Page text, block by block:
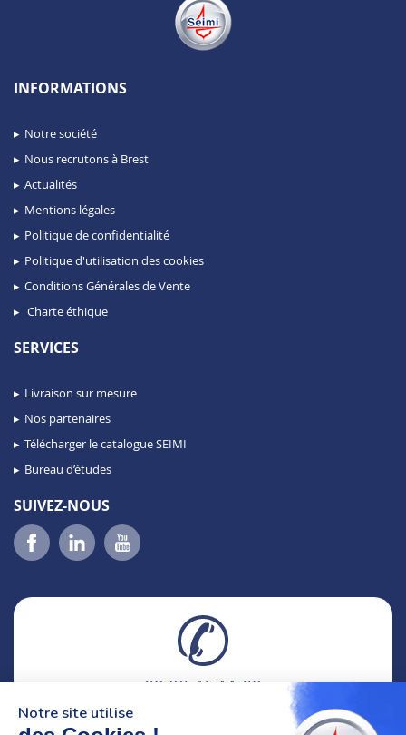
INFORMATIONS
Notre société
Nous recrutons à Brest
Actualités
Mentions légales
Politique de confidentialité
Politique d'utilisation des cookies
Conditions Générales de Vente
Charte éthique
SERVICES
Livraison sur mesure
Nos partenaires
Télécharger le catalogue SEIMI
Bureau d’études
SUIVEZ-NOUS
02 98 46 11 02
8h-12h30 & 13h30-18h
Notre site utilise